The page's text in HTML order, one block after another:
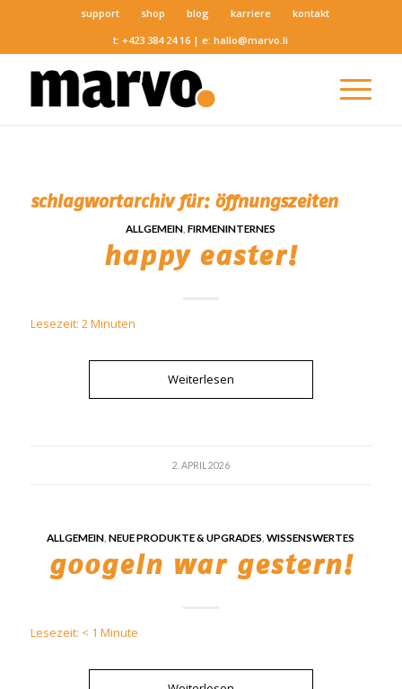
support shop blog karriere
kontakt
t:+423 384 24 16 | e:hallo@marvo.li
schlagwortarchiv für: öffnungszeiten
ALLGEMEIN ,FIRMENINTERNES
happy easter!
Lesezeit: 2Minuten
Weiterlesen
2. APRIL 2026
ALLGEMEIN ,NEUE PRODUKTE & UPGRADES ,WISSENSWERTES
googeln war gestern!
Lesezeit: < 1 Minute